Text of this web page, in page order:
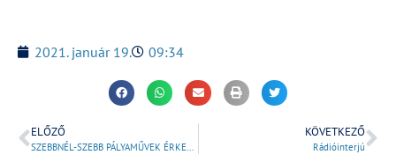
2021. január 19. 09:34
ELŐZŐ
SZEBBNÉL-SZEBB PÁLYAMŰVEK ÉRKEZTEK A LEÖVEY GIMNÁZIUM KARÁCSONYI PÁLYÁZATÁRA
KÖVETKEZŐ
Rádióinterjú